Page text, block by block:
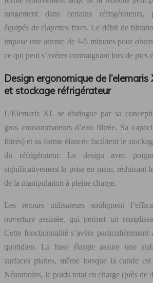
rangement dans certains réfrigérateurs,
équipés de clayettes fixes. Le débit de
impose une attente de 4-5 minutes pour
ce qui peut s’avérer contraignant lors de pics
Design ergonomique de
et stockage réfrigérateur
L’Elemaris XL se distingue par sa
gros consommateurs d’eau filtrée. Sa
filtrés) et sa forme élancée facilitent le
du réfrigérateur. Le design avec
significativement la prise en main, réduisant
de la manipulation à pleine charge.
Les retours utilisateurs soulignent
ouverture assistée, qui permet un
Cette fonctionnalité s’avère particulièrement
quotidien. La base élargie assure une
surfaces planes, même lorsque la carafe
Néanmoins, le poids total en charge (près de